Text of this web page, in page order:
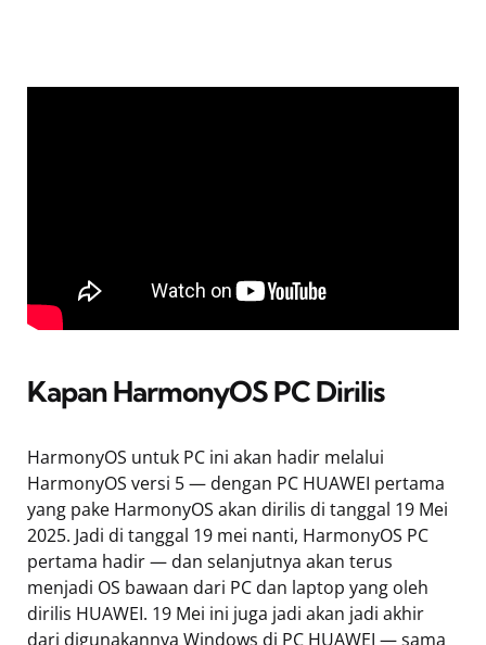
Kapan HarmonyOS PC Dirilis
HarmonyOS untuk PC ini akan hadir melalui
HarmonyOS versi 5 — dengan PC HUAWEI pertama
yang pake HarmonyOS akan dirilis di tanggal 19 Mei
2025. Jadi di tanggal 19 mei nanti, HarmonyOS PC
pertama hadir — dan selanjutnya akan terus
menjadi OS bawaan dari PC dan laptop yang oleh
dirilis HUAWEI. 19 Mei ini juga jadi akan jadi akhir
dari digunakannya Windows di PC HUAWEI — sama